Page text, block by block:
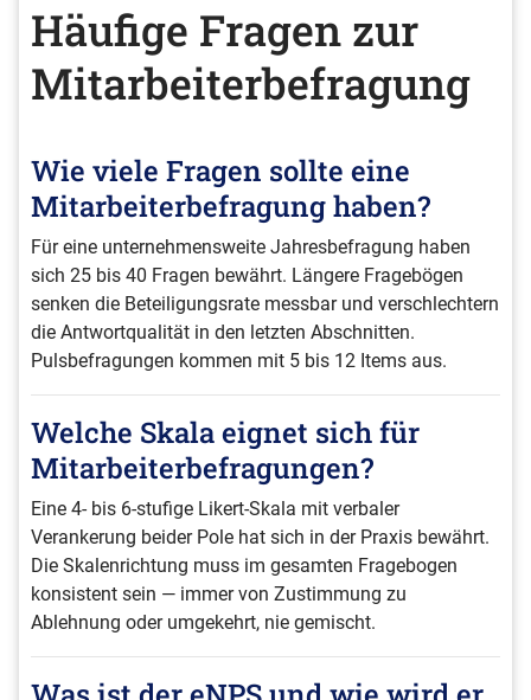
Häufige Fragen zur
Mitarbeiterbefragung
Wie viele Fragen sollte eine
Mitarbeiterbefragung haben?
Für eine unternehmensweite Jahresbefragung haben
sich 25 bis 40 Fragen bewährt. Längere Fragebögen
senken die Beteiligungsrate messbar und verschlechtern
die Antwortqualität in den letzten Abschnitten.
Pulsbefragungen kommen mit 5 bis 12 Items aus.
Welche Skala eignet sich für
Mitarbeiterbefragungen?
Eine 4- bis 6-stufige Likert-Skala mit verbaler
Verankerung beider Pole hat sich in der Praxis bewährt.
Die Skalenrichtung muss im gesamten Fragebogen
konsistent sein — immer von Zustimmung zu
Ablehnung oder umgekehrt, nie gemischt.